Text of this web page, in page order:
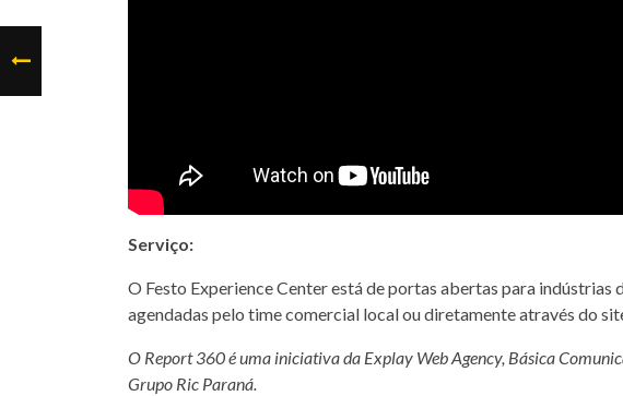
Serviço:
O Festo Experience Center está de portas abertas para indústrias
agendadas pelo time comercial local ou diretamente através do
O Report 360 é uma iniciativa da Explay Web Agency, Básica
Grupo Ric Paraná.